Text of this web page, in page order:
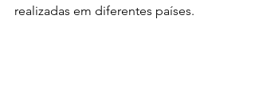
realizadas em diferentes países.